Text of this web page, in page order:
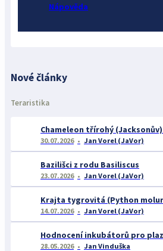
Nápověda
Nové články
Teraristika
Chameleon třírohý
30.07.2026 Jan Vorel (JaVor)
Bazilišci z rodu Basiliscus
23.07.2026 Jan Vorel (JaVor)
Krajta tygrovitá (Python
14.07.2026 Jan Vorel (JaVor)
Hodnocení inkubátorů pro
28.05.2026 Jan Vinduška